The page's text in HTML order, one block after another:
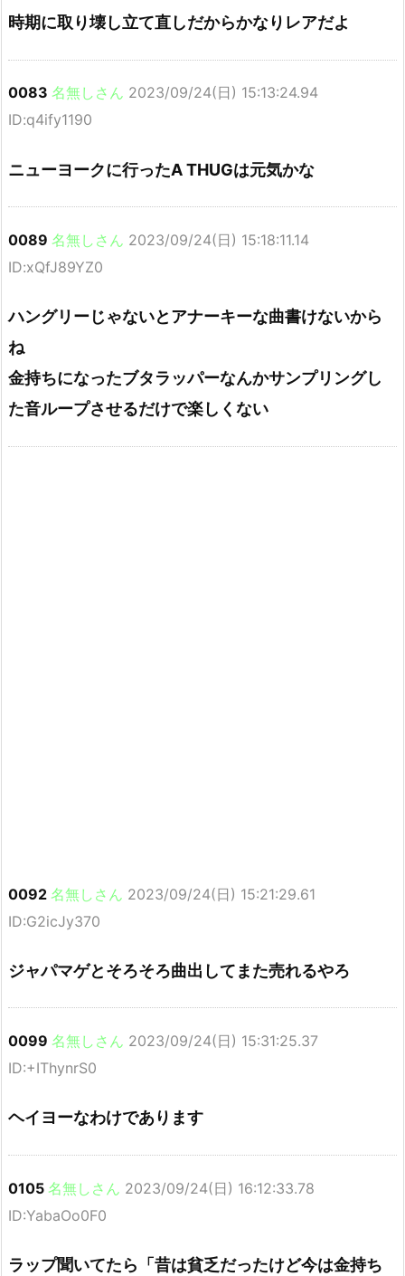
時期に取り壊し立て直しだからかなりレアだよ
0083 名無しさん 2023/09/24(日) 15:13:24.94
ID:q4ify1190
ニューヨークに行ったA THUGは元気かな
0089 名無しさん 2023/09/24(日) 15:18:11.14
ID:xQfJ89YZ0
ハングリーじゃないとアナーキーな曲書けないから
ね
金持ちになったブタラッパーなんかサンプリングし
た音ループさせるだけで楽しくない
0092 名無しさん 2023/09/24(日) 15:21:29.61
ID:G2icJy370
ジャパマゲとそろそろ曲出してまた売れるやろ
0099 名無しさん 2023/09/24(日) 15:31:25.37
ID:+IThynrS0
ヘイヨーなわけであります
0105 名無しさん 2023/09/24(日) 16:12:33.78
ID:YabaOo0F0
ラップ聞いてたら「昔は貧乏だったけど今は金持ち